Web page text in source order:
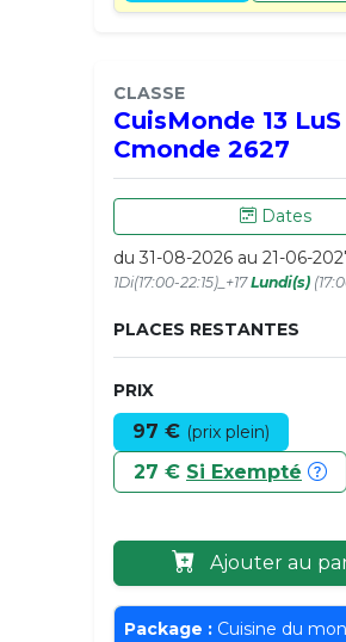
CLASSE
CuisMonde 13 LuS
Cmonde 2627
Dates
du 31-08-2026 au 21-06-
1Di(17:00-22:15)_+17Lundi(s)
PLACES RESTANTES
PRIX
97 € (prix plein)
27 € Si Exempté
Ajouter au
Package : Cuisine du